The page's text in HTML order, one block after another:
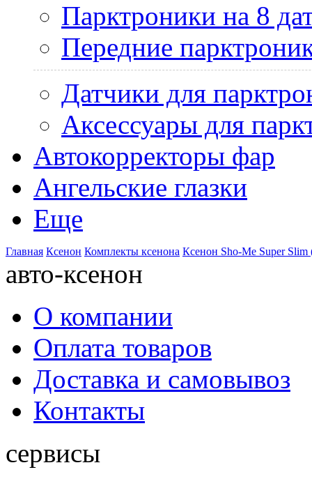
Парктроники на 8
Передние
Датчики для
Аксессуары для
Автокорректоры фар
Ангельские глазки
Еще
Главная Ксенон Комплекты ксенона Ксенон Sho-Me Super
авто-ксенон
О компании
Оплата товаров
Доставка и самовывоз
Контакты
сервисы